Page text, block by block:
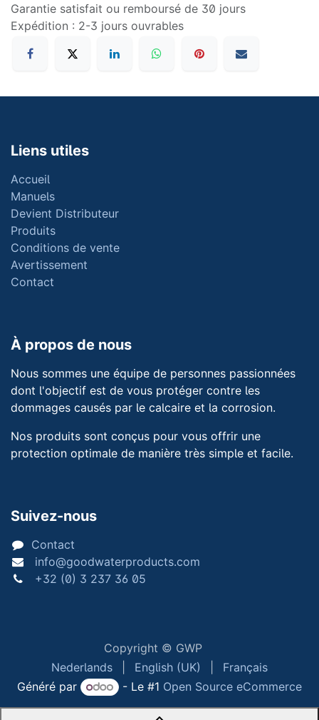
Garantie satisfait ou remboursé de 30 jours
Expédition : 2-3 jours ouvrables
Liens utiles
Accueil
Manuels
Devient Distributeur
Produits
Conditions de vente
Avertissement
Contact
À propos de nous
Nous sommes une équipe de personnes passionnées
dont l'objectif est de vous protéger contre les
dommages causés par le calcaire et la corrosion.
Nos produits sont conçus pour vous offrir une
protection optimale de manière très simple et facile.
Suivez-nous
Contact
info@goodwaterproducts.com
+32 (0) 3 237 36 05
Copyright © GWP
Nederlands
English (UK)
Français
Généré par
- Le #1 Open Source eCommerce